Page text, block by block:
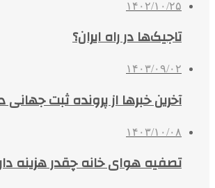
۱۴۰۲/۱۰/۲۵
تاجیک‌ها در راه ایران؟
۱۴۰۳/۰۹/۰۲
آخرین خبرها از پرونده ثبت جهانی
۱۴۰۳/۱۰/۰۸
تصفیه هوای خانه چقدر هزینه